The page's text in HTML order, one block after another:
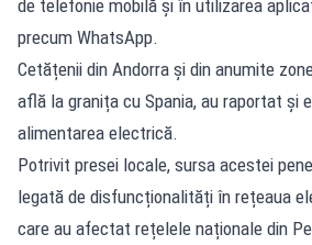
de telefonie mobilă și în utilizarea
precum WhatsApp.
Cetățenii din Andorra și din anumite
află la granița cu Spania, au raportat și
alimentarea electrică.
Potrivit presei locale, sursa acestei
legată de disfuncționalități în rețeaua
care au afectat rețelele naționale din